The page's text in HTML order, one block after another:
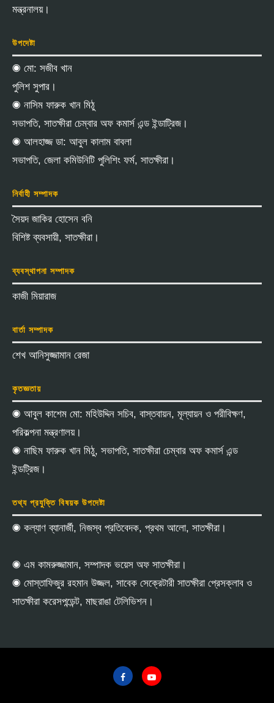
মন্ত্রনালয়।
উপদেষ্টা
◉ মো: সজীব খান
পুলিশ সুপার।
◉ নাসিম ফারুক খান মিঠু
সভাপতি, সাতক্ষীরা চেম্বার অফ কমার্স এন্ড ইন্ডাট্রিজ।
◉ আলহাজ্জ ডা: আবুল কালাম বাবলা
সভাপতি, জেলা কমিউনিটি পুলিশিং ফর্ম, সাতক্ষীরা।
নির্বাহী সম্পাদক
সৈয়দ জাকির হোসেন বনি
বিশিষ্ট ব্যবসায়ী, সাতক্ষীরা।
ব্যবস্থাপনা সম্পাদক
কাজী মিয়ারাজ
বার্তা সম্পাদক
শেখ আনিসুজ্জামান রেজা
কৃতজ্ঞতায়
◉ আবুল কাশেম মো: মহিউদ্দিন সচিব, বাস্তবায়ন, মূল্যায়ন ও পরীবিক্ষণ,
পরিকল্পনা মন্ত্রণালয়।
◉ নাছিম ফারুক খান মিঠু, সভাপতি, সাতক্ষীরা চেম্বার অফ কমার্স এন্ড
ইন্ডট্রিজ।
তথ্য প্রযুক্তি বিষয়ক উপদেষ্টা
◉ কল্যাণ ব্যানার্জী, নিজস্ব প্রতিবেদক, প্রথম আলো, সাতক্ষীরা।
◉ এম কামরুজ্জামান, সম্পাদক ভয়েস অফ সাতক্ষীরা।
◉ মোস্তাফিজুর রহমান উজ্জল, সাবেক সেক্রেটারী সাতক্ষীরা প্রেসক্লাব ও
সাতক্ষীরা করেসপন্ডেন্ট, মাছরাঙা টেলিভিশন।